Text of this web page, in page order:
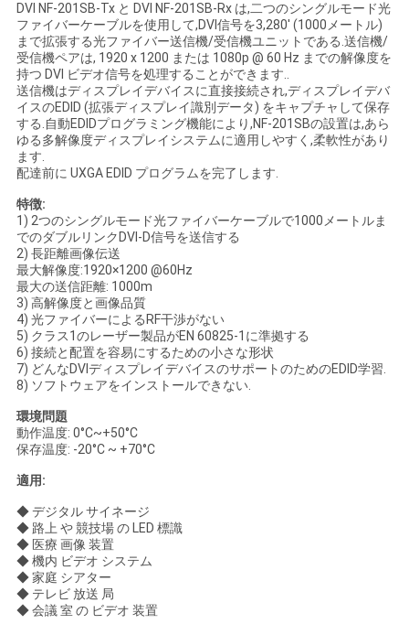
さ
い
ニ
ュ
ー
ス
引
用
を
要
求
し
な
さ
い
DVI NF-201SB-Tx と DVI NF-201SB-Rx は,二つのシングルモード光
ファイバーケーブルを使用して,DVI信号を3,280' (1000メートル)
まで拡張する光ファイバー送信機/受信機ユニットである.送信機/
受信機ペアは, 1920 x 1200 または 1080p @ 60 Hz までの解像度を
持つ DVI ビデオ信号を処理することができます..
送信機はディスプレイデバイスに直接接続され,ディスプレイデバ
イスのEDID (拡張ディスプレイ識別データ) をキャプチャして保存
する.自動EDIDプログラミング機能により,NF-201SBの設置は,あら
ゆる多解像度ディスプレイシステムに適用しやすく,柔軟性があり
ます.
配達前に UXGA EDID プログラムを完了します.
特徴:
1) 2つのシングルモード光ファイバーケーブルで1000メートルま
でのダブルリンクDVI-D信号を送信する
2) 長距離画像伝送
最大解像度:1920×1200 @60Hz
最大の送信距離: 1000m
3) 高解像度と画像品質
4) 光ファイバーによるRF干渉がない
5) クラス1のレーザー製品がEN 60825-1に準拠する
6) 接続と配置を容易にするための小さな形状
7) どんなDVIディスプレイデバイスのサポートのためのEDID学習.
8) ソフトウェアをインストールできない.
環境問題
動作温度: 0°C~+50°C
保存温度: -20°C ~ +70°C
適用:
◆ デジタル サイネージ
◆ 路上 や 競技場 の LED 標識
◆ 医療 画像 装置
◆ 機内 ビデオ システム
◆ 家庭 シアター
◆ テレビ 放送 局
◆ 会議 室 の ビデオ 装置